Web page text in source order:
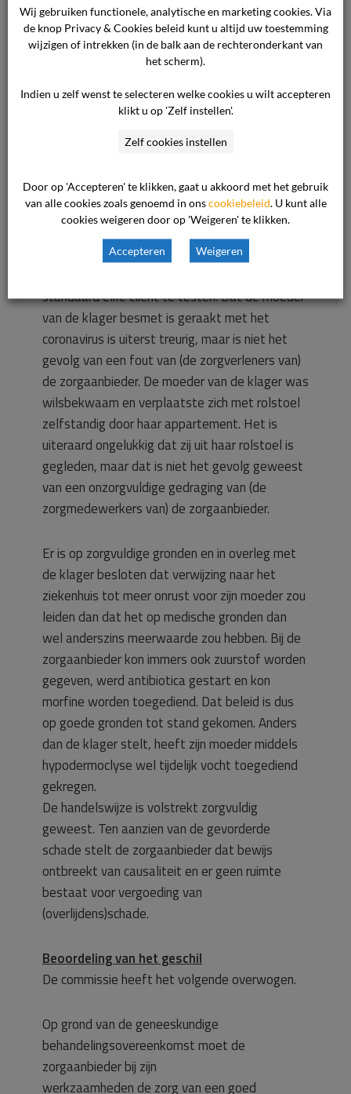
Voor het standpunt van de zorgaanbieder
verwijst de commissie naar de overgelegde
stukken. In de kern komt het standpunt op het
periode waarin de verpleeghuizen zwaar waren
ingespannen om besmetting van zijn cliënten te
voorkomen. Het risico op besmetting kon (en
zorgaanbieder had niet de capaciteit om
standaard elke cliënt te testen. Dat de moeder
van de klager besmet is geraakt met het
coronavirus is uiterst treurig, maar is niet het
gevolg van een fout van (de zorgverleners van)
de zorgaanbieder. De moeder van de klager was
wilsbekwaam en verplaatste zich met rolstoel
zelfstandig door haar appartement. Het is
uiteraard ongelukkig dat zij uit haar rolstoel is
gegleden, maar dat is niet het gevolg geweest
van een onzorgvuldige gedraging van (de
zorgmedewerkers van) de zorgaanbieder.
Er is op zorgvuldige gronden en in overleg met
de klager besloten dat verwijzing naar het
ziekenhuis tot meer onrust voor zijn moeder zou
leiden dan dat het op medische gronden dan
wel anderszins meerwaarde zou hebben. Bij de
zorgaanbieder kon immers ook zuurstof worden
gegeven, werd antibiotica gestart en kon
morfine worden toegediend. Dat beleid is dus
op goede gronden tot stand gekomen. Anders
dan de klager stelt, heeft zijn moeder middels
hypodermoclyse wel tijdelijk vocht toegediend
gekregen.
De handelswijze is volstrekt zorgvuldig
geweest. Ten aanzien van de gevorderde
schade stelt de zorgaanbieder dat bewijs
ontbreekt van causaliteit en er geen ruimte
bestaat voor vergoeding van
(overlijdens)schade.
Beoordeling van het geschil
De commissie heeft het volgende overwogen.
Op grond van de geneeskundige
behandelingsovereenkomst moet de
zorgaanbieder bij zijn
werkzaamheden de zorg van een goed
Wij gebruiken functionele, analytische en marketing cookies. Via
de knop Privacy & Cookies beleid kunt u altijd uw toestemming
wijzigen of intrekken (in de balk aan de rechteronderkant van
het scherm).
Indien u zelf wenst te selecteren welke cookies u wilt accepteren
klikt u op 'Zelf instellen'.
Zelf cookies instellen
Door op 'Accepteren' te klikken, gaat u akkoord met het gebruik
van alle cookies zoals genoemd in onscookiebeleid . U kunt alle
cookies weigeren door op 'Weigeren' te klikken.
Accepteren Weigeren